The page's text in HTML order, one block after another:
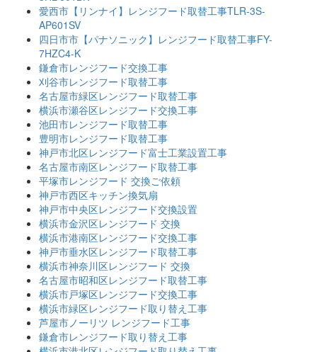
愛西市【リンナイ】レンジフード取替工事TLR-3S-
AP601SV
四日市市【パナソニック】レンジフード取替工事FY-
7HZC4-K
鎌倉市レンジフード交換工事
刈谷市レンジフード取替工事
名古屋市緑区レンジフード取替工事
横浜市瀬谷区レンジフード交換工事
池田市レンジフード取替工事
豊明市レンジフード取替工事
神戸市北区レンジフード富士工業設置工事
名古屋市南区レンジフード取替工事
平塚市レンジフード 交換ご依頼
神戸市西区キッチン換気扇
神戸市中央区レンジフード交換設置
横浜市金沢区レンジフード 交換
横浜市港南区レンジフード交換工事
神戸市垂水区レンジフード取替工事
横浜市神奈川区レンジフード 交換
名古屋市昭和区レンジフード取替工事
横浜市戸塚区レンジフード交換工事
横浜市緑区レンジフード取り替え工事
芦屋市ノーリツ レンジフード工事
鎌倉市レンジフード取り替え工事